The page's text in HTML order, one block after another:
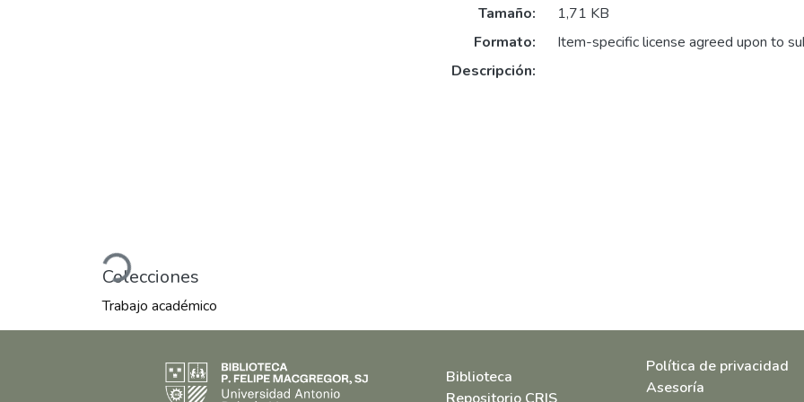
Cargando...
Tamaño:
1,71 KB
Formato:
Item-specific license agreed upon to
Descripción:
Colecciones
Trabajo académico
Biblioteca
Política de privacidad
Asesoría